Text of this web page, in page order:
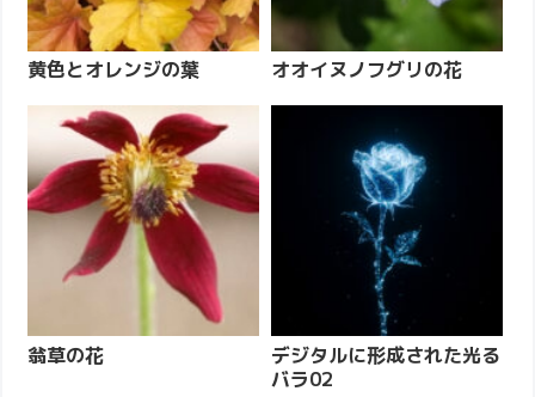
黄色とオレンジの葉 オオイヌノフグリの花
翁草の花
デジタルに形成された光る
バラ02